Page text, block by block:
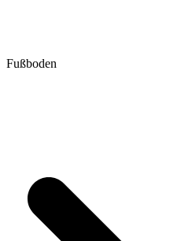
Fußboden